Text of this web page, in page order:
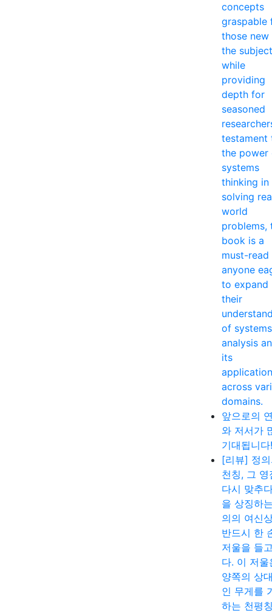
concepts
graspable
those
the subject
while
providing
depth for
seasoned
testament
the power
systems
thinking in
solving
world
problems,
book is a
must-
anyone
to expand
their
of systems
analysis
its
across
domains.
앞으로의
와 저서가
기대됩니다!
[리뷰] 정
천칭, 그 영
다시 맞추
을 상징하
의의 여신
반드시 한
저울을 들
다. 이 저울
양쪽의 상
인 무게를
하는 천평